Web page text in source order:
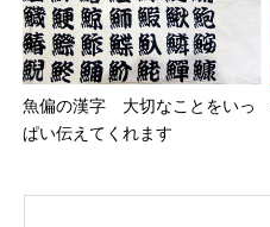
魚偏の漢字 大切なことをいっ
ぱい伝えてくれます